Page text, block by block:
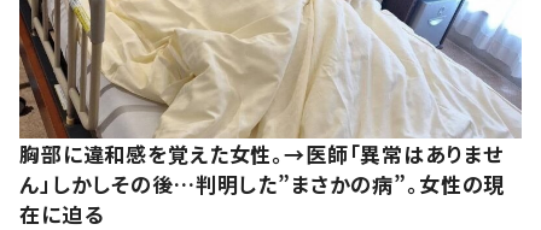
胸部に違和感を覚えた女性。→医師「異常はありませ
ん」しかしその後…判明した”まさかの病”。女性の現
在に迫る